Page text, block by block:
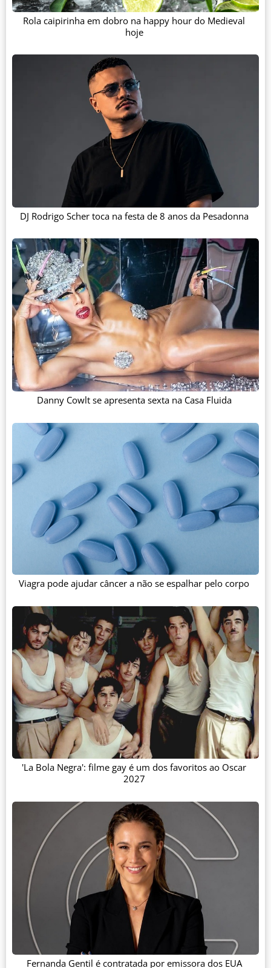
Rola caipirinha em dobro na happy hour do Medieval
hoje
DJ Rodrigo Scher toca na festa de 8 anos da Pesadonna
Danny Cowlt se apresenta sexta na Casa Fluida
Viagra pode ajudar câncer a não se espalhar pelo corpo
'La Bola Negra': filme gay é um dos favoritos ao Oscar
2027
Fernanda Gentil é contratada por emissora dos EUA